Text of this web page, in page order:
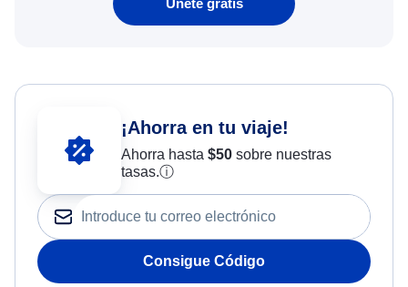
Únete gratis
¡Ahorra en tu viaje!
Ahorra hasta $50sobre nuestras
tasas.ⓘ
Consigue Código